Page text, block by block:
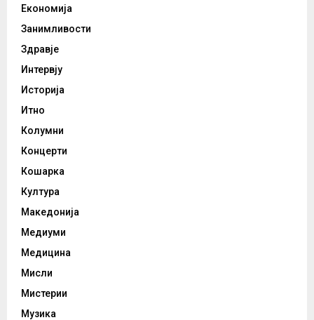
Економија
Занимливости
Здравје
Интервју
Историја
Итно
Колумни
Концерти
Кошарка
Култура
Македонија
Медиуми
Медицина
Мисли
Мистерии
Музика